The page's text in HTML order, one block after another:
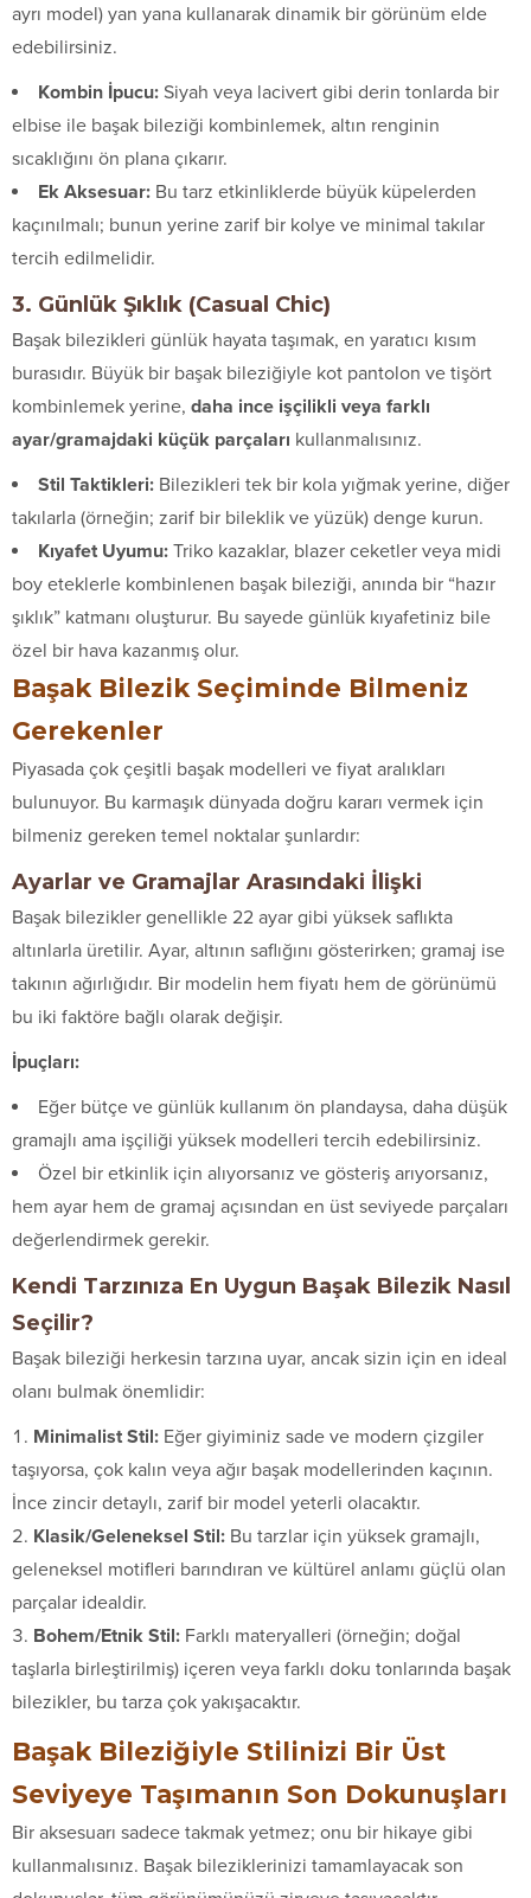
ayrı model) yan yana kullanarak dinamik bir görünüm elde
edebilirsiniz.
Kombin İpucu: Siyah veya lacivert gibi derin tonlarda bir
elbise ile başak bileziği kombinlemek, altın renginin
sıcaklığını ön plana çıkarır.
Ek Aksesuar: Bu tarz etkinliklerde büyük küpelerden
kaçınılmalı; bunun yerine zarif bir kolye ve minimal takılar
tercih edilmelidir.
3. Günlük Şıklık (Casual Chic)
Başak bilezikleri günlük hayata taşımak, en yaratıcı kısım
burasıdır. Büyük bir başak bileziğiyle kot pantolon ve tişört
kombinlemek yerine, daha ince işçilikli veya farklı
ayar/gramajdaki küçük parçaları kullanmalısınız.
Stil Taktikleri: Bilezikleri tek bir kola yığmak yerine, diğer
takılarla (örneğin; zarif bir bileklik ve yüzük) denge kurun.
Kıyafet Uyumu: Triko kazaklar, blazer ceketler veya midi
boy eteklerle kombinlenen başak bileziği, anında bir “hazır
şıklık” katmanı oluşturur. Bu sayede günlük kıyafetiniz bile
özel bir hava kazanmış olur.
Başak Bilezik Seçiminde Bilmeniz
Gerekenler
Piyasada çok çeşitli başak modelleri ve fiyat aralıkları
bulunuyor. Bu karmaşık dünyada doğru kararı vermek için
bilmeniz gereken temel noktalar şunlardır:
Ayarlar ve Gramajlar Arasındaki İlişki
Başak bilezikler genellikle 22 ayar gibi yüksek saflıkta
altınlarla üretilir. Ayar, altının saflığını gösterirken; gramaj ise
takının ağırlığıdır. Bir modelin hem fiyatı hem de görünümü
bu iki faktöre bağlı olarak değişir.
İpuçları:
Eğer bütçe ve günlük kullanım ön plandaysa, daha düşük
gramajlı ama işçiliği yüksek modelleri tercih edebilirsiniz.
Özel bir etkinlik için alıyorsanız ve gösteriş arıyorsanız,
hem ayar hem de gramaj açısından en üst seviyede parçaları
değerlendirmek gerekir.
Kendi Tarzınıza En Uygun Başak Bilezik Nasıl
Seçilir?
Başak bileziği herkesin tarzına uyar, ancak sizin için en ideal
olanı bulmak önemlidir:
Minimalist Stil: Eğer giyiminiz sade ve modern çizgiler
taşıyorsa, çok kalın veya ağır başak modellerinden kaçının.
İnce zincir detaylı, zarif bir model yeterli olacaktır.
Klasik/Geleneksel Stil: Bu tarzlar için yüksek gramajlı,
geleneksel motifleri barındıran ve kültürel anlamı güçlü olan
parçalar idealdir.
Bohem/Etnik Stil: Farklı materyalleri (örneğin; doğal
taşlarla birleştirilmiş) içeren veya farklı doku tonlarında başak
bilezikler, bu tarza çok yakışacaktır.
Başak Bileziğiyle Stilinizi Bir Üst
Seviyeye Taşımanın Son Dokunuşları
Bir aksesuarı sadece takmak yetmez; onu bir hikaye gibi
kullanmalısınız. Başak bileziklerinizi tamamlayacak son